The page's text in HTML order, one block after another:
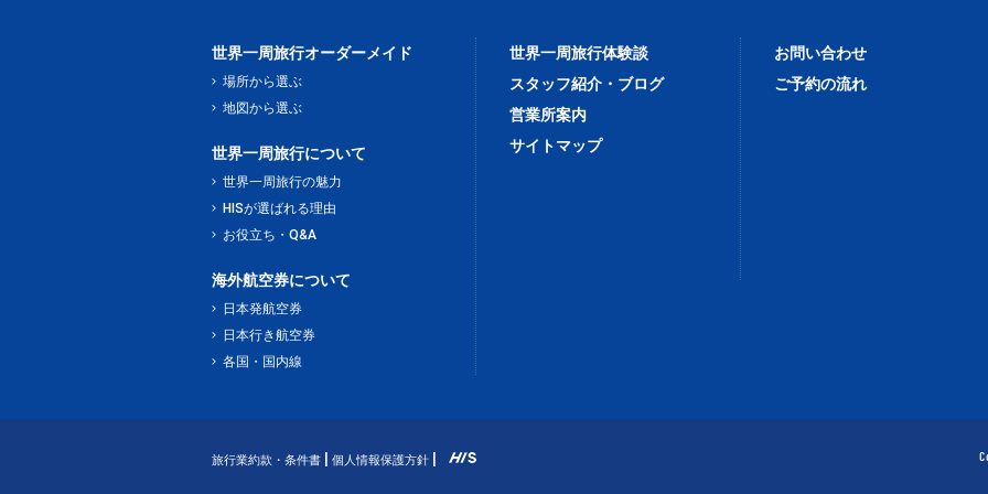
世界一周旅行オーダーメイド
場所から選ぶ
地図から選ぶ
世界一周旅行について
世界一周旅行の魅力
HISが選ばれる理由
お役立ち・Q&A
海外航空券について
日本発航空券
日本行き航空券
各国・国内線
世界一周旅行体験談
スタッフ紹介・ブログ
営業所案内
サイトマップ
お問い合わせ
ご予約の流れ
旅行業約款・条件書 個人情報保護方針